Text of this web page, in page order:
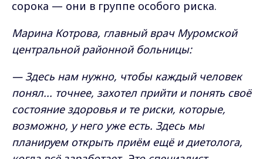
сорока — они в группе особого риска.
Марина Котрова, главный врач Муромской
центральной районной больницы:
— Здесь нам нужно, чтобы каждый человек
понял... точнее, захотел прийти и понять своё
состояние здоровья и те риски, которые,
возможно, у него уже есть. Здесь мы
планируем открыть приём ещё и диетолога,